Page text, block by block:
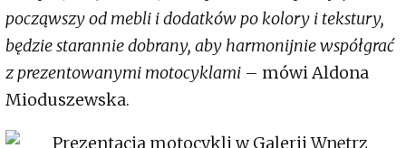
począwszy od mebli i dodatków po kolory i tekstury,
będzie starannie dobrany, aby harmonijnie współgrać
z prezentowanymi motocyklami – mówi Aldona
Mioduszewska.